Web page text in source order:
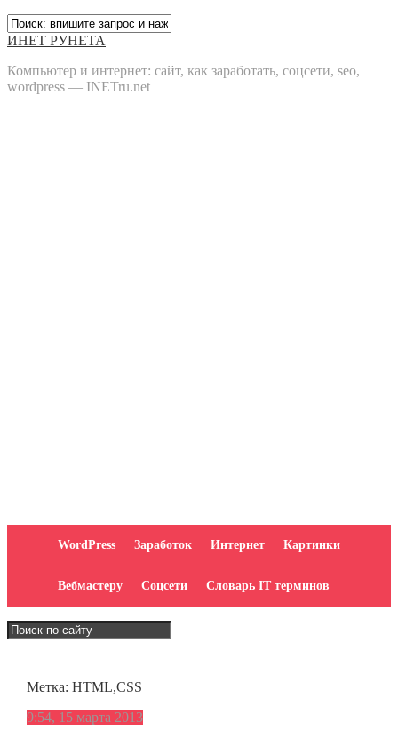
ИНЕТ РУНЕТА
Компьютер и интернет: сайт, как заработать, соцсети, seo,
wordpress — INETru.net
WordPress Заработок Интернет Картинки
Вебмастеру Соцсети Словарь IT терминов
Метка: HTML,CSS
9:54, 15 марта 2013